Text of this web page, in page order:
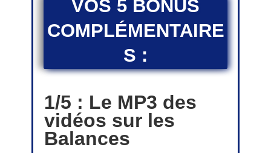
VOS 5 BONUS
COMPLÉMENTAIRE
S :
1/5 : Le MP3 des
vidéos sur les
Balances